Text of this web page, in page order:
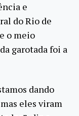
e
do Rio de
o meio
garotada foi a
dando
eles viram